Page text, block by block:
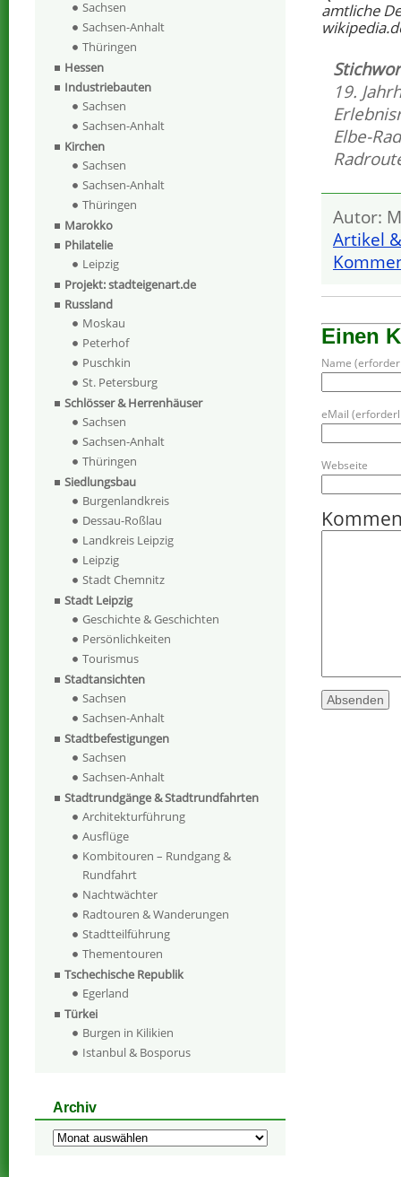
amtliche
19.
Elbe-
Autor:
Artikel
Einen
Name
eMail
Webseite
Sachsen
Sachsen-Anhalt
Thüringen
Hessen
Industriebauten
Sachsen
Sachsen-Anhalt
Kirchen
Sachsen
Sachsen-Anhalt
Thüringen
Marokko
Philatelie
Leipzig
Projekt: stadteigenart.de
Russland
Moskau
Peterhof
Puschkin
St. Petersburg
Schlösser & Herrenhäuser
Sachsen
Sachsen-Anhalt
Thüringen
Siedlungsbau
Burgenlandkreis
Dessau-Roßlau
Landkreis Leipzig
Leipzig
Stadt Chemnitz
Stadt Leipzig
Geschichte & Geschichten
Persönlichkeiten
Tourismus
Stadtansichten
Sachsen
Sachsen-Anhalt
Stadtbefestigungen
Sachsen
Sachsen-Anhalt
Stadtrundgänge & Stadtrundfahrten
Architekturführung
Ausflüge
Kombitouren – Rundgang &
Rundfahrt
Nachtwächter
Radtouren & Wanderungen
Stadtteilführung
Thementouren
Tschechische Republik
Egerland
Türkei
Burgen in Kilikien
Istanbul & Bosporus
Archiv
Archiv